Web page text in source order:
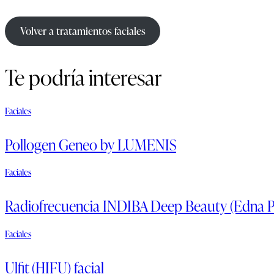
Volver a tratamientos faciales
Te podría interesar
Faciales
Pollogen Geneo by LUMENIS
Faciales
Radiofrecuencia INDIBA Deep Beauty (Edna
Faciales
Ulfit (HIFU) facial